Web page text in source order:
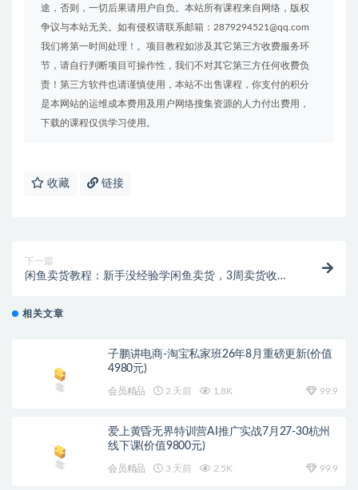
途，否则，一切后果请用户自负。本站所有课程来自网络，版权
争议与本站无关。如有侵权请联系邮箱：2879294521@qq.com
我们将第一时间处理！。项目教程如涉及其它第三方收费服务环
节，请自行判断项目可操作性，我们不对其它第三方任何收费负
责！第三方软件也请谨慎使用，本站不出售课程，你支付的积分
是本网站的运维成本费用及用户网络搜集资源的人力付出费用，
下载的课程仅供学习使用。
收藏 链接
下一篇
闲鱼卖货教程：新手没经验学闲鱼卖货，3周卖货收入2
相关文章
子鹏讲电商-淘宝私家班26年8月重磅更新(价值
4980元)
会员精品 2 天前 1.8K 99.9
爱上黄昏无界特训营AI推广实战7月27-30杭州
线下课(价值9800元)
会员精品 3 天前 2.5K 99.9